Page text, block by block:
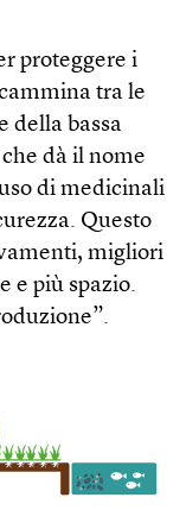
proteggere i
tra le
della bassa
dà il nome
di medicinali
Questo
migliori
e più spazio.